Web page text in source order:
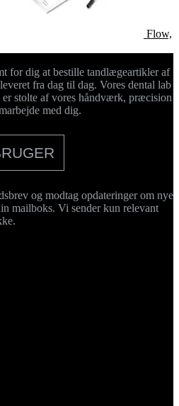
Flow,
for dig at bestille tandlægeartikler af
fra dag til dag. Vores dental lab
stolte af vores håndværk, præcision
med dig.
og modtag opdateringer om nye
mailboks. Vi sender kun relevant